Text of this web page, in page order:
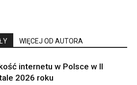
WIĘCEJ OD AUTORA
internetu w Polsce w II
2026 roku